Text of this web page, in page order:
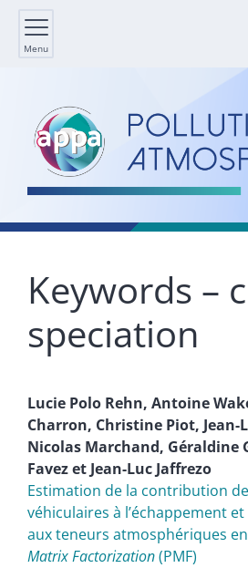
Menu
Keywords –
speciation
Lucie Polo Rehn, Antoine
Charron, Christine Piot, Jean-
Nicolas Marchand, Géraldine
Favezet Jean-Luc Jaffrezo
Estimation de la contribution
véhiculaires à l’échappement
aux teneurs atmosphériques
Matrix Factorization(PMF)